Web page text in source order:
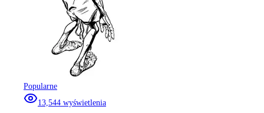
Popularne
13,544 wyświetlenia